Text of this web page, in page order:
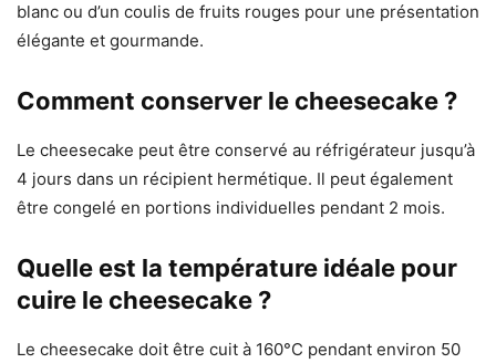
blanc ou d’un coulis de fruits rouges pour une présentation
élégante et gourmande.
Comment conserver le cheesecake ?
Le cheesecake peut être conservé au réfrigérateur jusqu’à
4 jours dans un récipient hermétique. Il peut également
être congelé en portions individuelles pendant 2 mois.
Quelle est la température idéale pour
cuire le cheesecake ?
Le cheesecake doit être cuit à 160°C pendant environ 50